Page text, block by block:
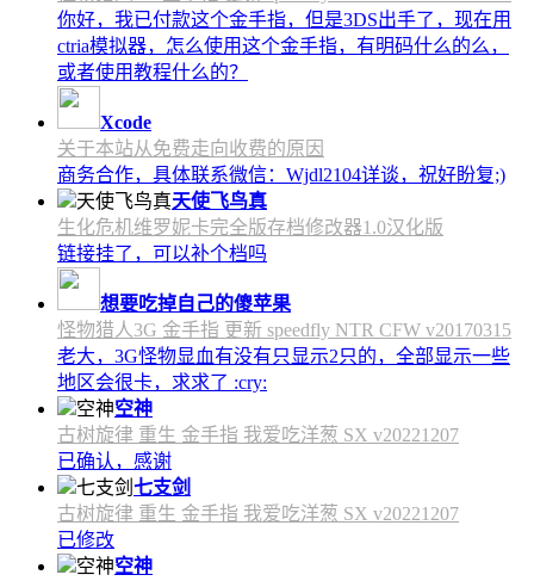
你好，我已付款这个金手指，但是3DS出手了，现在用
ctria模拟器，怎么使用这个金手指，有明码什么的么，
或者使用教程什么的？
Xcode
关于本站从免费走向收费的原因
商务合作，具体联系微信：Wjdl2104详谈，祝好盼复;)
天使飞鸟真
生化危机维罗妮卡完全版存档修改器1.0汉化版
链接挂了，可以补个档吗
想要吃掉自己的傻苹果
怪物猎人3G 金手指 更新 speedfly NTR CFW v20170315
老大，3G怪物显血有没有只显示2只的，全部显示一些
地区会很卡，求求了 :cry:
空神
古树旋律 重生 金手指 我爱吃洋葱 SX v20221207
已确认，感谢
七支剑
古树旋律 重生 金手指 我爱吃洋葱 SX v20221207
已修改
空神